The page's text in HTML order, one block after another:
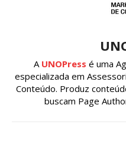
A UNOPress é uma
especializada em
Conteúdo. Produz
buscam Page